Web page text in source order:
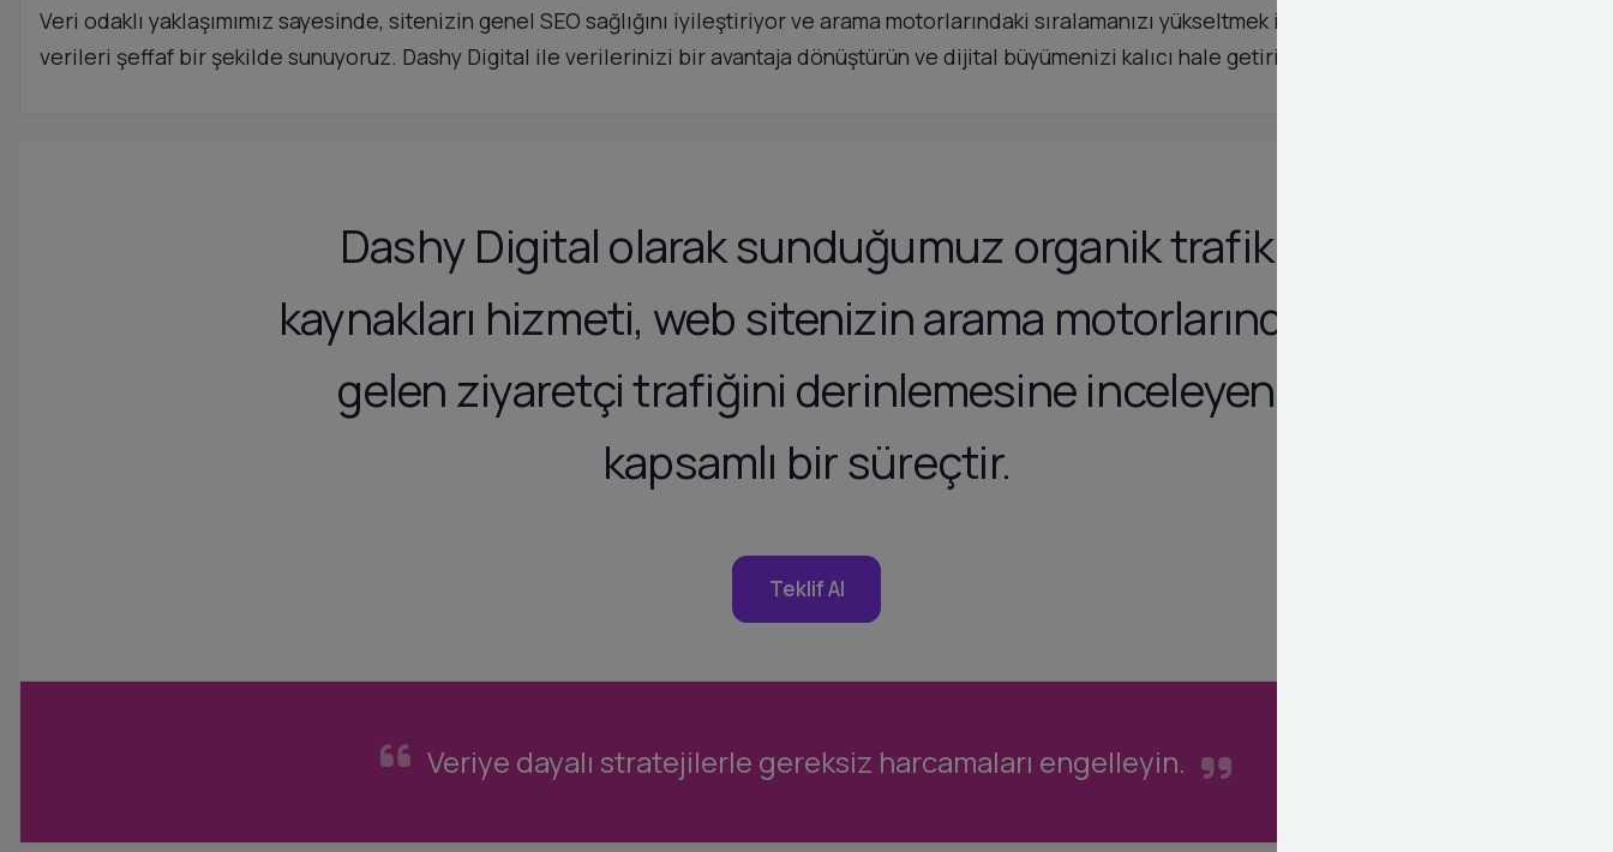
Veri odaklı yaklaşımımız sayesinde, sitenizin genel SEO sağlığını iyileştiriyor ve arama motorlarındaki sıralamanızı yükseltmek için ihtiyaç duyduğunuz tüm
verileri şeffaf bir şekilde sunuyoruz. Dashy Digital ile verilerinizi bir avantaja dönüştürün ve dijital büyümenizi kalıcı hale getirin.
Dashy Digital olarak sunduğumuz organik trafik
kaynakları hizmeti, web sitenizin arama motorlarından
gelen ziyaretçi trafiğini derinlemesine inceleyen
kapsamlı bir süreçtir.
Teklif Al
Veriye dayalı stratejilerle gereksiz harcamaları engelleyin.